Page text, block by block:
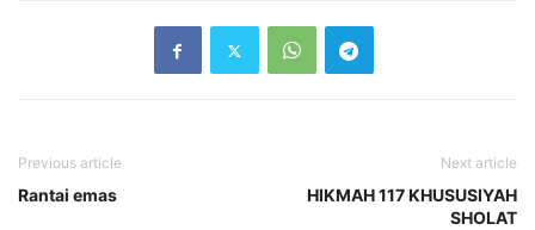
Previous article
Rantai emas
Next article
HIKMAH 117 KHUSUSIYAH
SHOLAT